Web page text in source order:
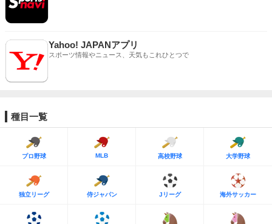
Yahoo! JAPANアプリ
スポーツ情報やニュース、天気もこれひとつで
種目一覧
プロ野球 MLB 高校野球 大学野球
独立リーグ 侍ジャパン Jリーグ 海外サッカー